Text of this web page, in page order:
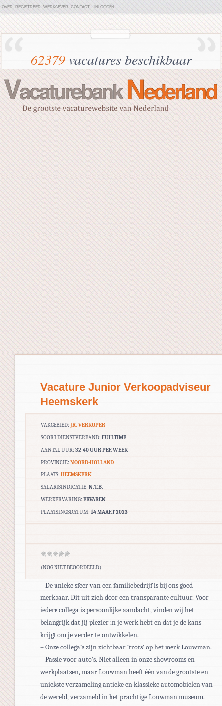
OVER REGISTREER WERKGEVER CONTACT INLOGGEN
62379vacatures beschikbaar
Vacature Junior Verkoopadviseur
Heemskerk
VAKGEBIED: JR. VERKOPER
SOORT DIENSTVERBAND: FULLTIME
AANTAL UUR: 32-40 UUR PER WEEK
PROVINCIE: NOORD-HOLLAND
PLAATS: HEEMSKERK
SALARISINDICATIE: N.T.B.
WERKERVARING: ERVAREN
PLAATSINGSDATUM: 14 MAART 2023
(NOG NIET BEOORDEELD)
– De unieke sfeer van een familiebedrijf is bij ons goed
merkbaar. Dit uit zich door een transparante cultuur. Voor
iedere collega is persoonlijke aandacht, vinden wij het
belangrijk dat jij plezier in je werk hebt en dat je de kans
krijgt om je verder te ontwikkelen.
– Onze collega’s zijn zichtbaar ‘trots’ op het merk Louwman.
– Passie voor auto’s. Niet alleen in onze showrooms en
werkplaatsen, maar Louwman heeft één van de grootste en
uniekste verzameling antieke en klassieke automobielen van
de wereld, verzameld in het prachtige Louwman museum.